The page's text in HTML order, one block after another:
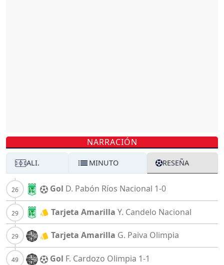
NARRACIÓN
ALI. MINUTO RESEÑA
Gol D. Pabón Ríos Nacional 1-0
Tarjeta Amarilla Y. Candelo Nacional
Tarjeta Amarilla G. Paiva Olimpia
Gol F. Cardozo Olimpia 1-1